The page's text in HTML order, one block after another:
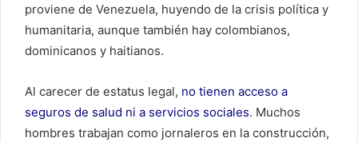
proviene de Venezuela, huyendo de la crisis política y
humanitaria, aunque también hay colombianos,
dominicanos y haitianos.
Al carecer de estatus legal, no tienen acceso a
seguros de salud ni a servicios sociales. Muchos
hombres trabajan como jornaleros en la construcción,